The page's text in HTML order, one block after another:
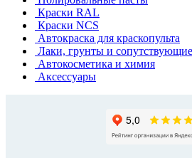
Краски RAL
Краски NCS
Автокраска для краскопульта
Лаки, грунты и
Автокосметика и химия
Аксессуары